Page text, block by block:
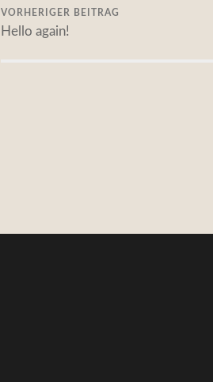
VORHERIGER BEITRAG
Hello again!